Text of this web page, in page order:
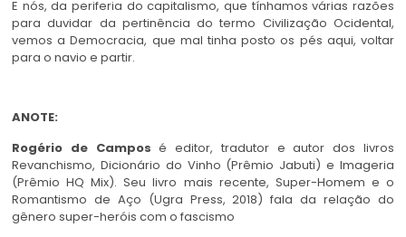
E nós, da periferia do capitalismo, que tínhamos várias razões
para duvidar da pertinência do termo Civilização Ocidental,
vemos a Democracia, que mal tinha posto os pés aqui, voltar
para o navio e partir.
ANOTE:
Rogério de Campos é editor, tradutor e autor dos livros
Revanchismo, Dicionário do Vinho (Prêmio Jabuti) e Imageria
(Prêmio HQ Mix). Seu livro mais recente, Super-Homem e o
Romantismo de Aço (Ugra Press, 2018) fala da relação do
gênero super-heróis com o fascismo